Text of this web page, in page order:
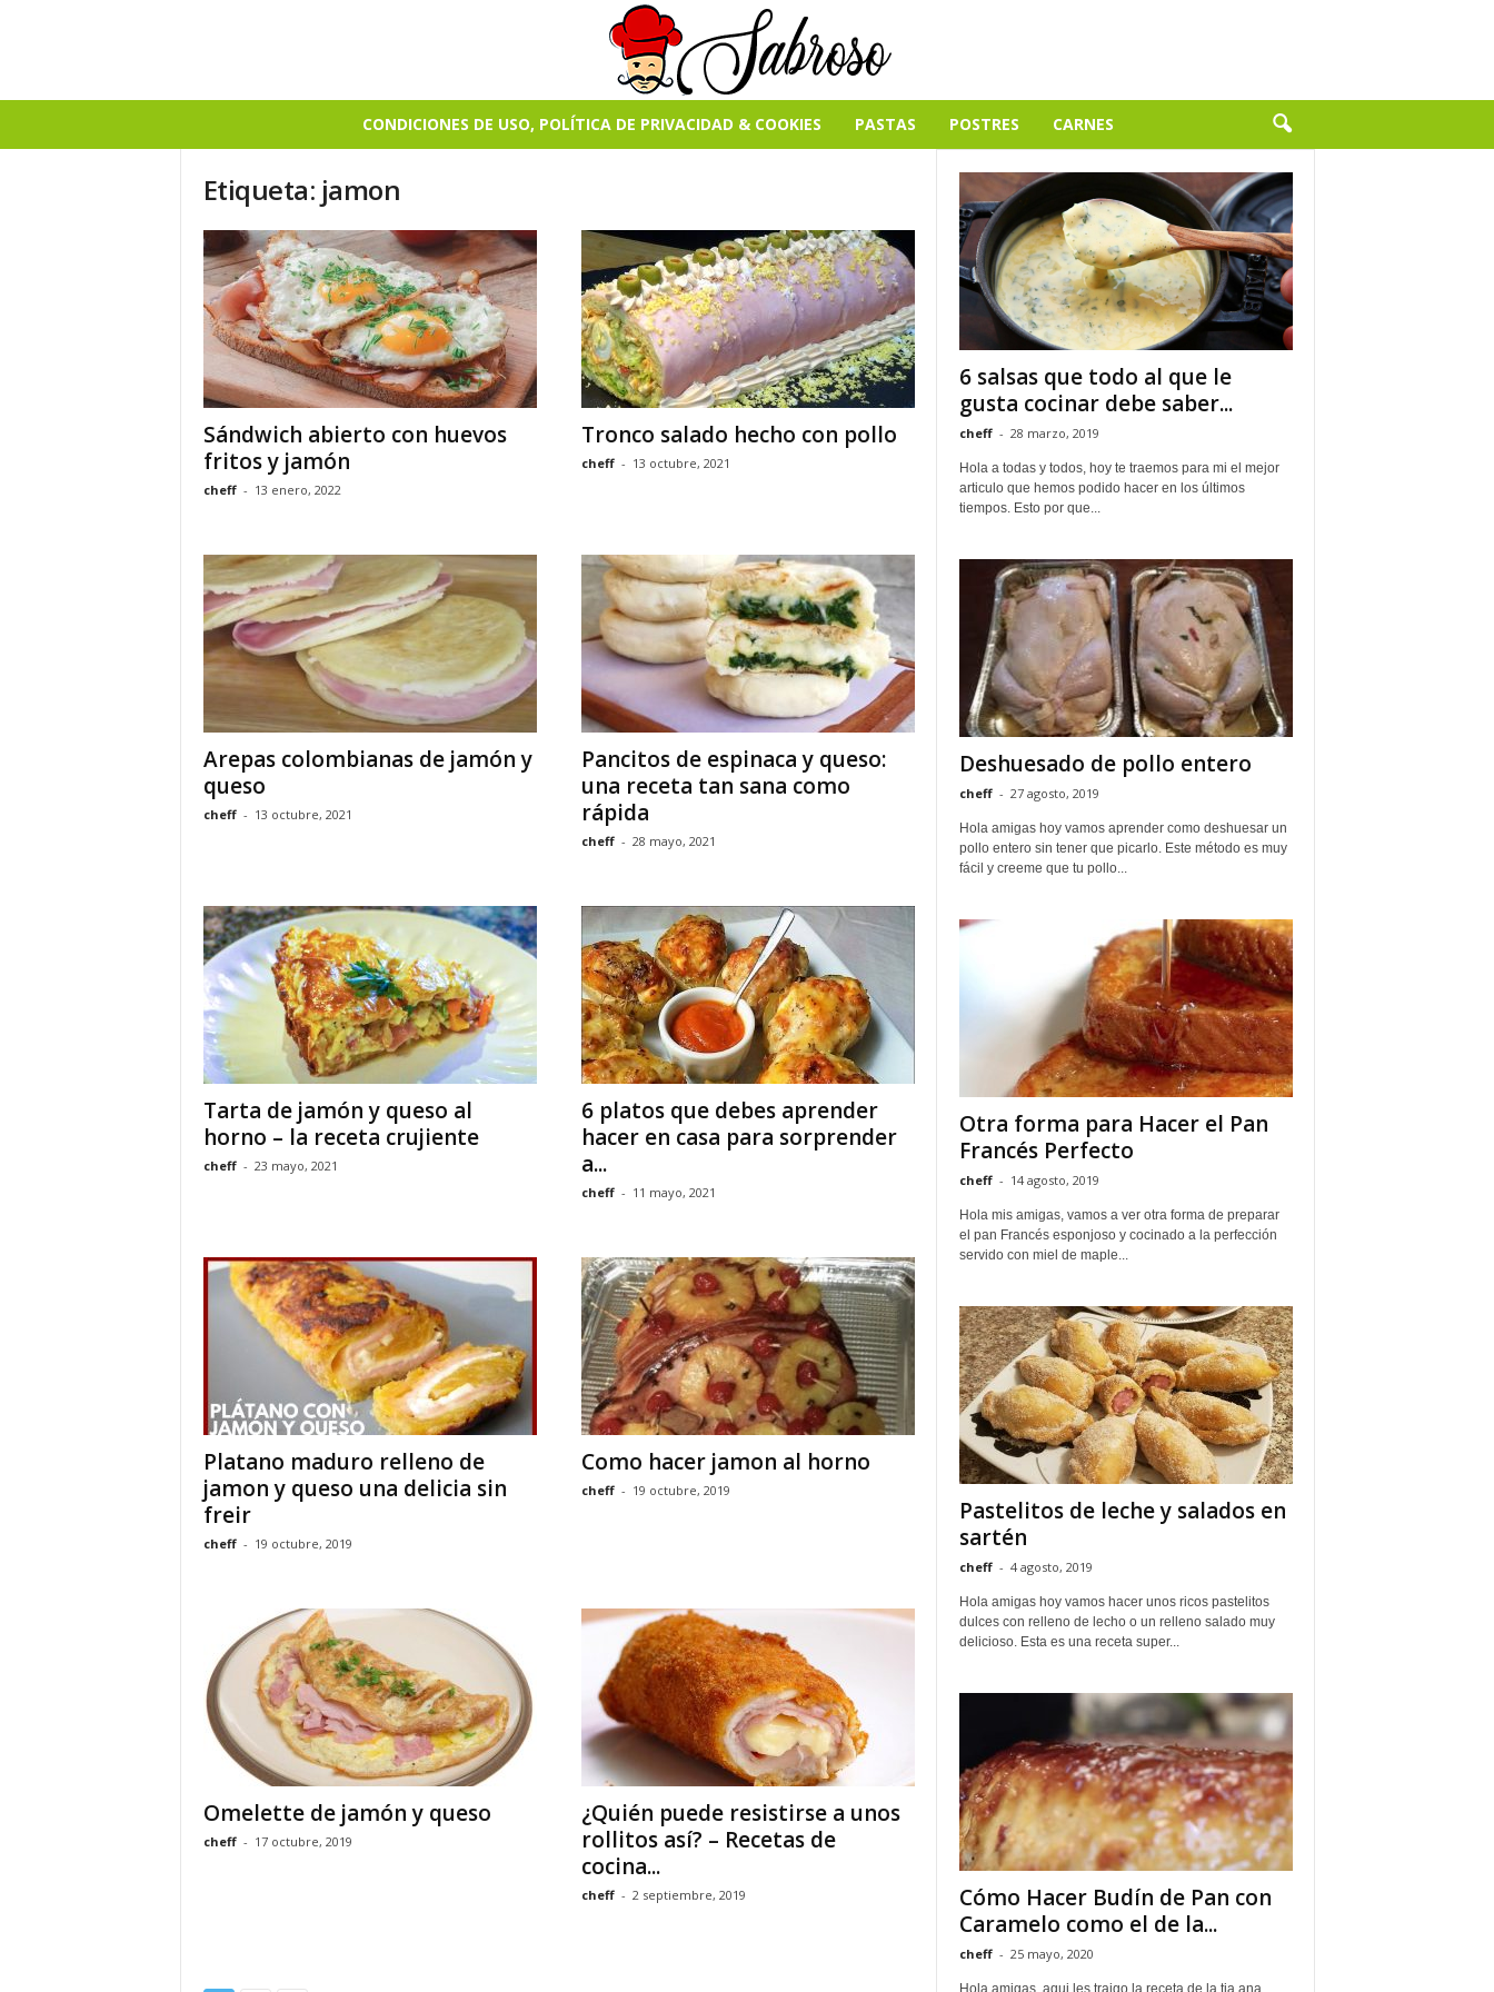
CONDICIONES DE USO, POLÍTICA DE PRIVACIDAD & COOKIES PASTAS POSTRES CARNES
Etiqueta: jamon
Sándwich abierto con huevos
fritos y jamón
cheff - 13 enero, 2022
Tronco salado hecho con pollo
cheff - 13 octubre, 2021
Arepas colombianas de jamón y
queso
cheff - 13 octubre, 2021
Pancitos de espinaca y queso:
una receta tan sana como
rápida
cheff - 28 mayo, 2021
Tarta de jamón y queso al
horno – la receta crujiente
cheff - 23 mayo, 2021
6 platos que debes aprender
hacer en casa para sorprender
a...
cheff - 11 mayo, 2021
Platano maduro relleno de
jamon y queso una delicia sin
freir
cheff - 19 octubre, 2019
Como hacer jamon al horno
cheff - 19 octubre, 2019
Omelette de jamón y queso
cheff - 17 octubre, 2019
¿Quién puede resistirse a unos
rollitos así? – Recetas de
cocina...
cheff - 2 septiembre, 2019
6 salsas que todo al que le
gusta cocinar debe saber...
cheff - 28 marzo, 2019
Hola a todas y todos, hoy te traemos para mi el mejor
articulo que hemos podido hacer en los últimos
tiempos. Esto por que...
Deshuesado de pollo entero
cheff - 27 agosto, 2019
Hola amigas hoy vamos aprender como deshuesar un
pollo entero sin tener que picarlo. Este método es muy
fácil y creeme que tu pollo...
Otra forma para Hacer el Pan
Francés Perfecto
cheff - 14 agosto, 2019
Hola mis amigas, vamos a ver otra forma de preparar
el pan Francés esponjoso y cocinado a la perfección
servido con miel de maple...
Pastelitos de leche y salados en
sartén
cheff - 4 agosto, 2019
Hola amigas hoy vamos hacer unos ricos pastelitos
dulces con relleno de lecho o un relleno salado muy
delicioso. Esta es una receta super...
Cómo Hacer Budín de Pan con
Caramelo como el de la...
cheff - 25 mayo, 2020
Hola amigas, aqui les traigo la receta de la tia ana,